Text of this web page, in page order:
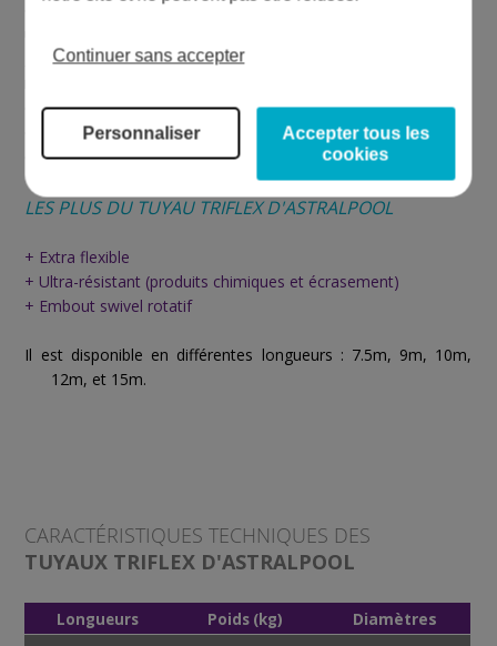
donc son endommagement. Le corps du tuyau flottant est en
garantit une excellente flexibilité ainsi qu'une très haute
qu'aux produits chimiques. Il est stable aux UV et sa qualité a
été contrôlée et testée en usine. Fabriqué en belgique, vous
êtes garantis d'une excellente production.
LES PLUS DU TUYAU TRIFLEX D'ASTRALPOOL
+ Extra flexible
+ Ultra-résistant (produits chimiques et écrasement)
+ Embout swivel rotatif
Il est disponible en différentes longueurs : 7.5m, 9m, 10m,
12m, et 15m.
CARACTÉRISTIQUES TECHNIQUES DES
TUYAUX TRIFLEX D'ASTRALPOOL
Longueurs Poids (kg) Diamètres
Continuer sans accepter
Personnaliser
Accepter tous les
cookies